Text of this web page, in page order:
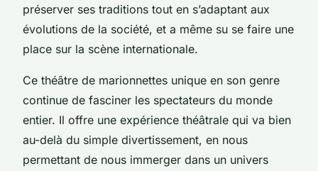
préserver ses traditions tout en s’adaptant aux
évolutions de la société, et a même su se faire une
place sur la scène internationale.
Ce théâtre de marionnettes unique en son genre
continue de fasciner les spectateurs du monde
entier. Il offre une expérience théâtrale qui va bien
au-delà du simple divertissement, en nous
permettant de nous immerger dans un univers